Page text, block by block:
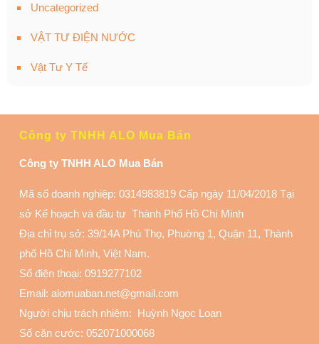
Uncategorized
VẬT TƯ ĐIỆN NƯỚC
Vật Tư Y Tế
Công ty TNHH ALO Mua Bán
Công ty TNHH ALO Mua Bán
Mã số doanh nghiệp: 0314983819 Cấp ngày 11/04/2018 Tại
sở Kế hoạch và đầu tư Thành Phố Hồ Chí Minh
Địa chỉ trụ sở: 39/14A Phú Thọ, Phuờng 1, Quận 11, Thành
phố Hồ Chí Minh, Việt Nam.
Số điện thoại: 0919277102
Email: alomuaban.net@gmail.com
Người chịu trách nhiệm: Huỳnh Ngọc Loan
Số căn cước: 052071000068